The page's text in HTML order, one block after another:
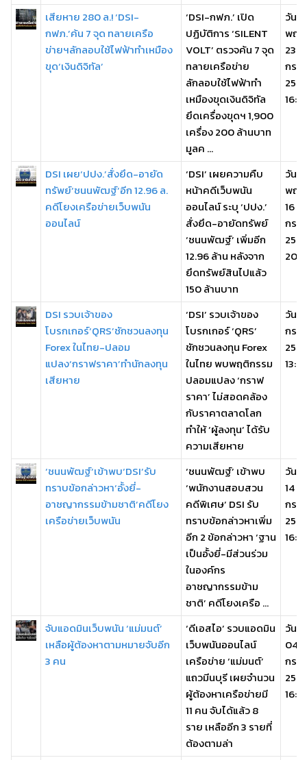
เสียหาย 280 ล.! ‘DSI-
กฟภ.’ค้น 7 จุด ทลายเครือ
ข่ายฯลักลอบใช้ไฟฟ้าทำเหมือง
ขุด‘เงินดิจิทัล’
‘DSI-กฟภ.’ เปิด
ปฏิบัติการ ‘SILENT
VOLT’ ตรวจค้น 7 จุด
ทลายเครือข่าย
ลักลอบใช้ไฟฟ้าทำ
เหมืองขุดเงินดิจิทัล
ยึดเครื่องขุดฯ 1,900
เครื่อง 200 ล้านบาท
มูลค ...
วัน
พฤ
23
กรก
DSI เผย‘ปปง.’สั่งยึด-อายัด
ทรัพย์‘ชนนพัฒฐ์’อีก 12.96 ล.
คดีโยงเครือข่ายเว็บพนัน
ออนไลน์
‘DSI’ เผยความคืบ
หน้าคดีเว็บพนัน
ออนไลน์ ระบุ ‘ปปง.’
สั่งยึด-อายัดทรัพย์
‘ชนนพัฒฐ์’ เพิ่มอีก
12.96 ล้าน หลังจาก
ยึดทรัพย์สินไปแล้ว
150 ล้านบาท
วัน
พฤ
16
กรก
DSI รวบเจ้าของ
โบรกเกอร์‘QRS’ชักชวนลงทุน
Forex ในไทย-ปลอม
แปลง‘กราฟราคา’ทำนักลงทุน
เสียหาย
‘DSI’ รวบเจ้าของ
โบรกเกอร์ ‘QRS’
ชักชวนลงทุน Forex
ในไทย พบพฤติกรรม
ปลอมแปลง ‘กราฟ
ราคา’ ไม่สอดคล้อง
กับราคาตลาดโลก
ทำให้ ‘ผู้ลงทุน’ ได้รับ
ความเสียหาย
วันพุ
กรก
13:22
‘ชนนพัฒฐ์’เข้าพบ‘DSI’รับ
ทราบข้อกล่าวหา‘อั้งยี่-
อาชญากรรมข้ามชาติ’คดีโยง
เครือข่ายเว็บพนัน
‘ชนนพัฒฐ์’ เข้าพบ
‘พนักงานสอบสวน
คดีพิเศษ’ DSI รับ
ทราบข้อกล่าวหาเพิ่ม
อีก 2 ข้อกล่าวหา ‘ฐาน
เป็นอั้งยี่-มีส่วนร่วม
ในองค์กร
อาชญากรรมข้าม
ชาติ’ คดีโยงเครือ ...
วันอั
14
กรก
จับแอดมินเว็บพนัน ‘แม่มนต์’
เหลือผู้ต้องหาตามหมายจับอีก
3 คน
‘ดีเอสไอ’ รวบแอดมิน
เว็บพนันออนไลน์
เครือข่าย ‘แม่มนต์’
แถวมีนบุรี เผยจำนวน
ผู้ต้องหาเครือข่ายมี
11 คน จับได้แล้ว 8
ราย เหลืออีก 3 รายที่
ต้องตามล่า
วันเ
04
กรก